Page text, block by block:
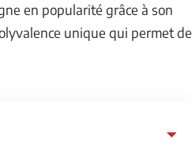
en popularité grâce à son
unique qui permet de